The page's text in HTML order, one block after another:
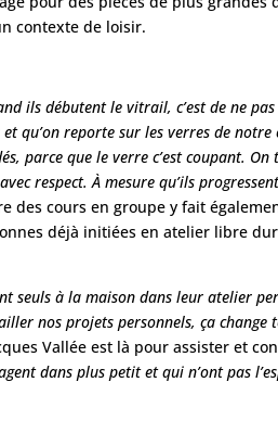
contexte de loisir.
ils débutent le vitrail, c’est de ne
qu’on reporte sur les verres de
parce que le verre c’est coupant.
respect. À mesure qu’ils
des cours en groupe y fait
déjà initiées en atelier libre
seuls à la maison dans leur atelier
nos projets personnels, ça change
Vallée est là pour assister et
dans plus petit et qui n’ont pas